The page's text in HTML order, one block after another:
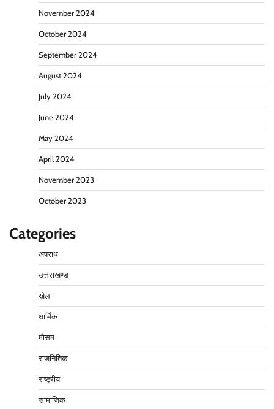
November 2024
October 2024
September 2024
August 2024
July 2024
June 2024
May 2024
April 2024
November 2023
October 2023
Categories
अपराध
उत्तराखण्ड
खेल
धार्मिक
मौसम
राजनितिक
राष्ट्रीय
सामाजिक